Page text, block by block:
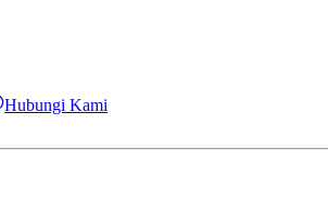
Hubungi Kami